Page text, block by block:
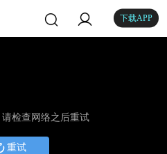
下载APP
检查网络之后重试
重试